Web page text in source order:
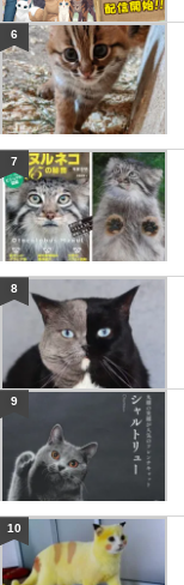
6
7
8
9
10